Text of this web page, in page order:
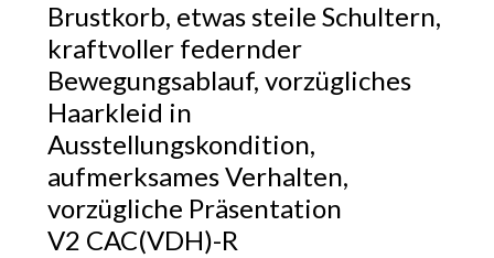
Brustkorb, etwas steile Schultern,
kraftvoller federnder
Bewegungsablauf, vorzügliches
Haarkleid in
Ausstellungskondition,
aufmerksames Verhalten,
vorzügliche Präsentation
V2 CAC(VDH)-R